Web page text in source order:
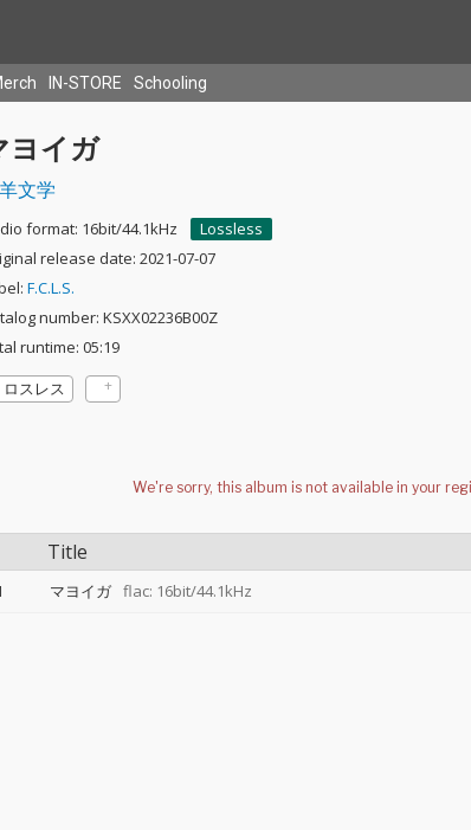
IN-STORE Schooling
ヨイガ
文学
format: 16bit/44.1kHz
Lossless
release date: 2021-07-07
F.C.L.S.
number: KSXX02236B00Z
runtime: 05:19
ロスレス
Title
マヨイガ flac: 16bit/44.1kHz